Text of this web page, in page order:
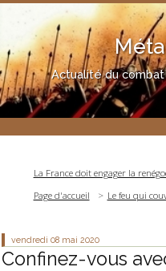
Actualité du
La France doit engager la
Page d'accueil
Le feu qui
vendredi 08 mai 2020
Confinez-vous